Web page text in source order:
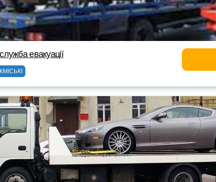
евакуації